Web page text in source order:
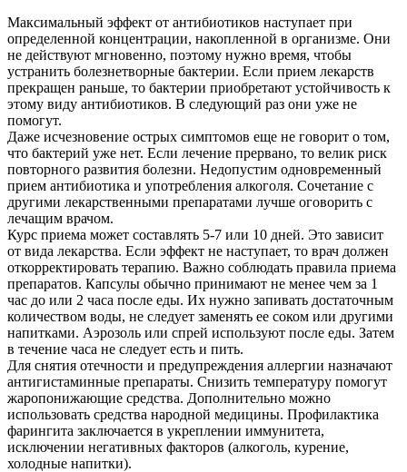
Максимальный эффект от антибиотиков наступает при
определенной концентрации, накопленной в организме. Они
не действуют мгновенно, поэтому нужно время, чтобы
устранить болезнетворные бактерии. Если прием лекарств
прекращен раньше, то бактерии приобретают устойчивость к
этому виду антибиотиков. В следующий раз они уже не
помогут.
Даже исчезновение острых симптомов еще не говорит о том,
что бактерий уже нет. Если лечение прервано, то велик риск
повторного развития болезни. Недопустим одновременный
прием антибиотика и употребления алкоголя. Сочетание с
другими лекарственными препаратами лучше оговорить с
лечащим врачом.
Курс приема может составлять 5-7 или 10 дней. Это зависит
от вида лекарства. Если эффект не наступает, то врач должен
откорректировать терапию. Важно соблюдать правила приема
препаратов. Капсулы обычно принимают не менее чем за 1
час до или 2 часа после еды. Их нужно запивать достаточным
количеством воды, не следует заменять ее соком или другими
напитками. Аэрозоль или спрей используют после еды. Затем
в течение часа не следует есть и пить.
Для снятия отечности и предупреждения аллергии назначают
антигистаминные препараты. Снизить температуру помогут
жаропонижающие средства. Дополнительно можно
использовать средства народной медицины. Профилактика
фарингита заключается в укреплении иммунитета,
исключении негативных факторов (алкоголь, курение,
холодные напитки).